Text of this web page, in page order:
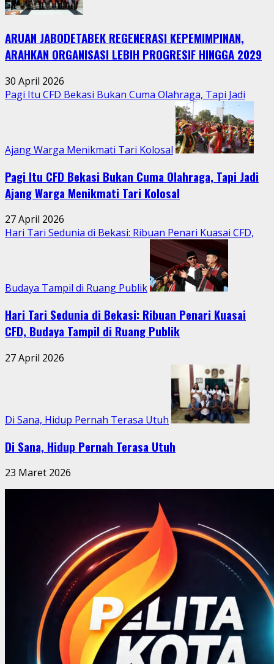
Hidupkan
Warga
Jatimurni
di
Tengah
Aktivitas
Perkotaan
ARUAN JABODETABEK REGENERASI KEPEMIMPINAN,
ARAHKAN ORGANISASI LEBIH PROGRESIF HINGGA 2029
30 April 2026
Pagi Itu CFD Bekasi Bukan Cuma Olahraga, Tapi Jadi
Ajang Warga Menikmati Tari Kolosal
Pagi Itu CFD Bekasi Bukan Cuma Olahraga, Tapi Jadi
Ajang Warga Menikmati Tari Kolosal
27 April 2026
Hari Tari Sedunia di Bekasi: Ribuan Penari Kuasai CFD,
Budaya Tampil di Ruang Publik
Hari Tari Sedunia di Bekasi: Ribuan Penari Kuasai
CFD, Budaya Tampil di Ruang Publik
27 April 2026
Di Sana, Hidup Pernah Terasa Utuh
Di Sana, Hidup Pernah Terasa Utuh
23 Maret 2026